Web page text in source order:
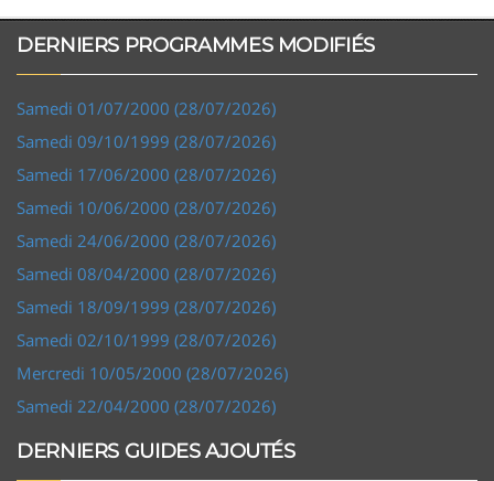
DERNIERS PROGRAMMES MODIFIÉS
Samedi 01/07/2000 (28/07/2026)
Samedi 09/10/1999 (28/07/2026)
Samedi 17/06/2000 (28/07/2026)
Samedi 10/06/2000 (28/07/2026)
Samedi 24/06/2000 (28/07/2026)
Samedi 08/04/2000 (28/07/2026)
Samedi 18/09/1999 (28/07/2026)
Samedi 02/10/1999 (28/07/2026)
Mercredi 10/05/2000 (28/07/2026)
Samedi 22/04/2000 (28/07/2026)
DERNIERS GUIDES AJOUTÉS